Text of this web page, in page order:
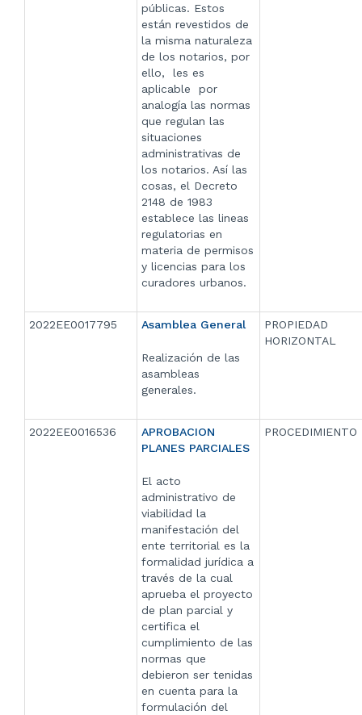
públicas. Estos
están revestidos de
la misma naturaleza
de los notarios, por
ello,
les es
aplicable
por
analogía las normas
que regulan las
situaciones
administrativas de
los notarios. Así las
cosas, el Decreto
2148 de 1983
establece las lineas
regulatorias en
materia de permisos
y licencias para los
curadores urbanos.
2022EE0017795 Asamblea General
Realización de las
asambleas
generales.
PROPIEDAD
HORIZONTAL
2022EE0016536
APROBACION
PLANES PARCIALES
El acto
administrativo de
viabilidad la
manifestación del
ente territorial es la
formalidad jurídica a
través de la cual
aprueba el proyecto
de plan parcial y
certifica el
cumplimiento de las
normas que
debieron ser tenidas
en cuenta para la
formulación del
PROCEDIMIENTO